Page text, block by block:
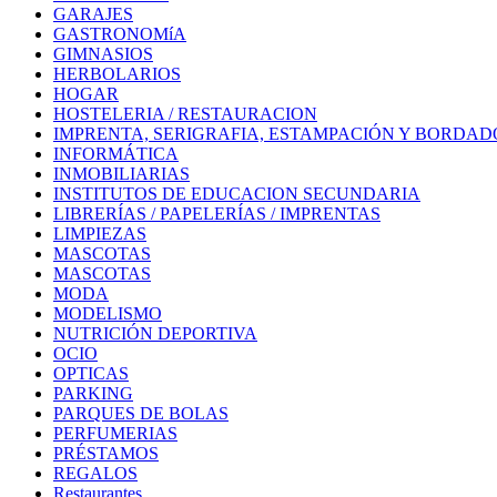
GARAJES
GASTRONOMíA
GIMNASIOS
HERBOLARIOS
HOGAR
HOSTELERIA / RESTAURACION
IMPRENTA, SERIGRAFIA, ESTAMPACIÓN Y
INFORMÁTICA
INMOBILIARIAS
INSTITUTOS DE EDUCACION SECUNDARIA
LIBRERÍAS / PAPELERÍAS / IMPRENTAS
LIMPIEZAS
MASCOTAS
MASCOTAS
MODA
MODELISMO
NUTRICIÓN DEPORTIVA
OCIO
OPTICAS
PARKING
PARQUES DE BOLAS
PERFUMERIAS
PRÉSTAMOS
REGALOS
Restaurantes